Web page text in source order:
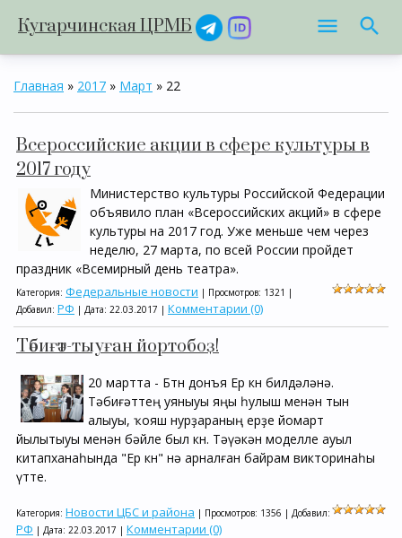
Кугарчинская ЦРМБ
Главная » 2017 » Март » 22
Всероссийские акции в сфере культуры в
2017 году
Министерство культуры Российской Федерации
объявило план «Всероссийских акций» в сфере
культуры на 2017 год. Уже меньше чем через
неделю, 27 марта, по всей России пройдет
праздник «Всемирный день театра».
Категория: Федеральные новости | Просмотров: 1321 |
Добавил: РФ | Дата: 22.03.2017 | Комментарии (0)
Тәбиғәт-тыуған йортобоҙ!
20 мартта - Бөтөн донъя Ер көнө билдәләнә.
Тәбиғәттең уяныуы яңы һулыш менән тын
алыуы, ҡояш нурҙараның ерҙе йомарт
йылытыуы менән бәйле был көн. Тәүәкән моделле ауыл
китапханаһында "Ер көнө" нә арналған байрам викторинаһы
үтте.
Категория: Новости ЦБС и района | Просмотров: 1356 | Добавил:
РФ | Дата: 22.03.2017 | Комментарии (0)